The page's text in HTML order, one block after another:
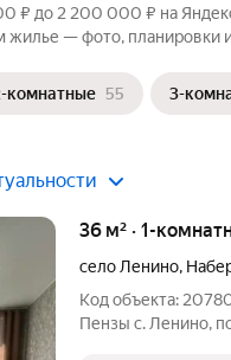
₽ до 2 200 000 ₽ на
жилье — фото, планировки
комнатные 55 3-
36 м² · 1-
село Ленино,
Код объекта:
Пензы с. Ленино,